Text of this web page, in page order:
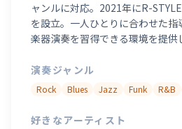
ャンルに対応。2021年にR-
を設立。一人ひとりに合わせた指
楽器演奏を習得できる環境を提供
演奏ジャンル
Rock Blues Jazz Funk R&B
好きなアーティスト